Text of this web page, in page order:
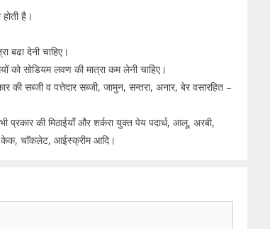
है।
बढा देनी चाहिए।
को सोडियम लवण की मात्रा कम लेनी चाहिए।
की सब्जी व पत्तेदार सब्जी, जामुन, सन्तरा, अनार, बेर वसारहित –
प्रकार की मिठाईयाँ और शर्करा युक्त पेय पदार्थ, आलू, अरबी,
केक, चाॅकलेट, आईस्क्रीम आदि।